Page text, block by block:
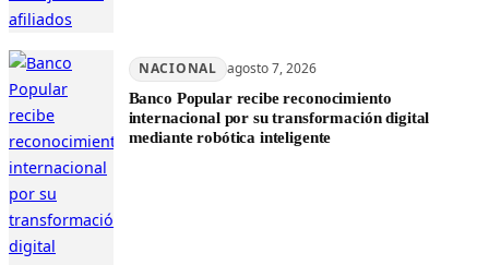
NACIONAL agosto 7, 2026
Banco Popular recibe reconocimiento
internacional por su transformación digital
mediante robótica inteligente